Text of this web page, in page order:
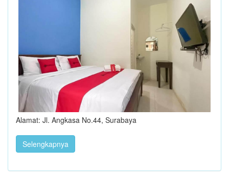
Alamat: Jl. Angkasa No.44, Surabaya
Selengkapnya